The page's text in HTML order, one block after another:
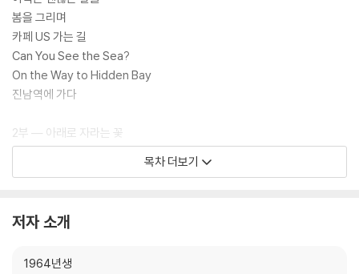
봄을 그리며
카페 US 가는 길
Can You See the Sea?
On the Way to Hidden Bay
진남역에 가다
2부 — 아래로 자라는 꽃
아래로 자라는 꽃
내가 너에게 내 시를 보여주지 않는 이유
목차 더보기
저자 소개
1964년생